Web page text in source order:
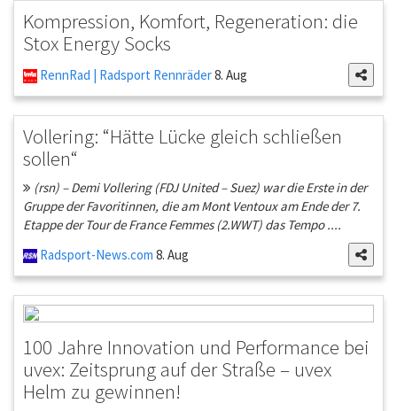
Kompression, Komfort, Regeneration: die
Stox Energy Socks
RennRad | Radsport Rennräder8. Aug
Vollering: “Hätte Lücke gleich schließen
sollen“
(rsn) – Demi Vollering (FDJ United – Suez) war die Erste in der
Gruppe der Favoritinnen, die am Mont Ventoux am Ende der 7.
Etappe der Tour de France Femmes (2.WWT) das Tempo ....
Radsport-News.com 8. Aug
100 Jahre Innovation und Performance bei
uvex: Zeitsprung auf der Straße – uvex
Helm zu gewinnen!